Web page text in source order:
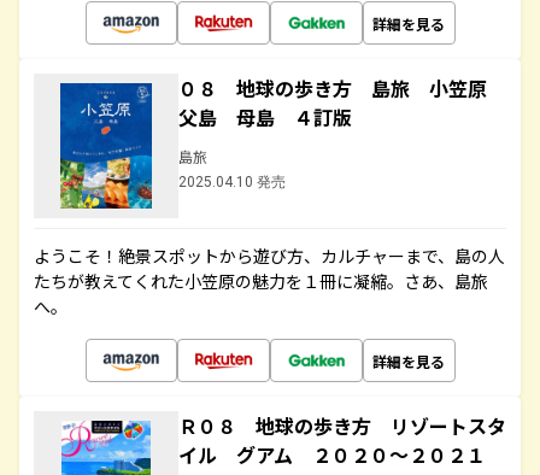
詳細を見る
０８ 地球の歩き方 島旅 小笠原
父島 母島 ４訂版
島旅
2025.04.10 発売
ようこそ！絶景スポットから遊び方、カルチャーまで、島の人
たちが教えてくれた小笠原の魅力を１冊に凝縮。さあ、島旅
へ。
詳細を見る
Ｒ０８ 地球の歩き方 リゾートスタ
イル グアム ２０２０～２０２１